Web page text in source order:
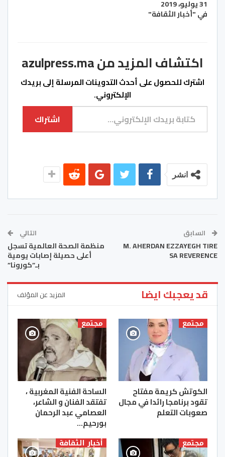
31 يوليو، 2019
في "أخبار الثقافة"
اكتشاف المزيد من azulpress.ma
اشترك للحصول على أحدث التدوينات المرسلة إلى بريدك
الإلكتروني.
كتابة بريدك الإلكتروني...
اشتراك
انشر
السابق
M. AHERDAN EZZAYEGH TIRE
SA REVERENCE
التالي
منظمة الصحة العالمية تسجل
أعلى حصيلة إصابات يومية
بـ”كورونا”
قد يعجبك ايضا المزيد عن المؤلف
مجتمع
الكوتش كريمة مفتاح
تقود برنامجا رائدا في مجال
صعوبات التعلم
مجتمع
الساحة الفنية المغربية ،
تفتقد الفنان و الشاعر،
العصامي عبد الرحمان
بورحيم…
مجتمع أخبار الثقافة